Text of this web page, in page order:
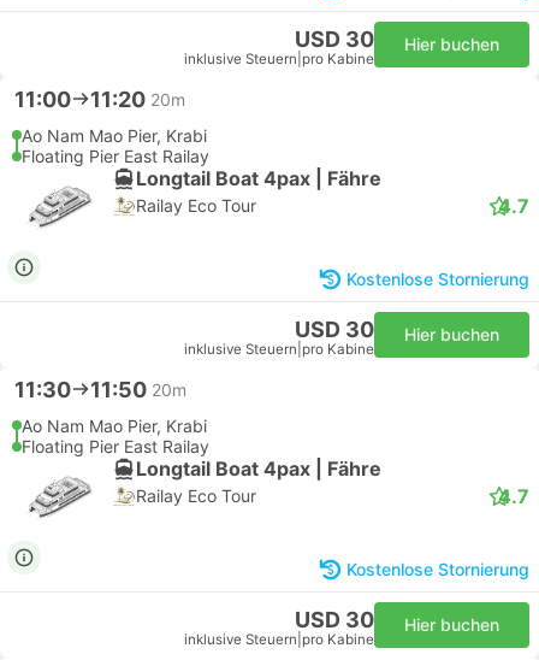
USD 30
inklusive Steuern pro Kabine
Hier buchen
11:00 11:20 20m
Ao Nam Mao Pier, Krabi
Floating Pier East Railay
Longtail Boat 4pax | Fähre
Railay Eco Tour 4.7
Kostenlose Stornierung
USD 30
inklusive Steuern pro Kabine
Hier buchen
11:30 11:50 20m
Ao Nam Mao Pier, Krabi
Floating Pier East Railay
Longtail Boat 4pax | Fähre
Railay Eco Tour 4.7
Kostenlose Stornierung
USD 30
inklusive Steuern pro Kabine
Hier buchen